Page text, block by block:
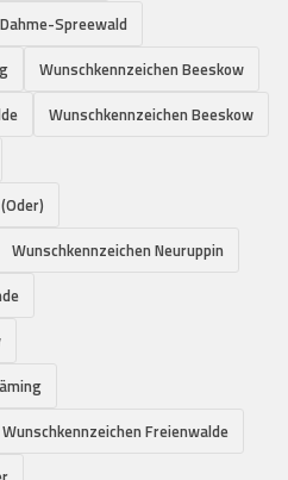
Spreewald
Wunschkennzeichen Beeskow
Wunschkennzeichen Beeskow
Wunschkennzeichen Neuruppin
Wunschkennzeichen Freienwalde